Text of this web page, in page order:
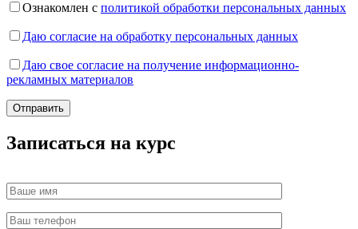
Ознакомлен с политикой обработки персональных данных
Даю согласие на обработку персональных данных
Даю свое согласие на получение информационно-
рекламных материалов
Записаться на курс